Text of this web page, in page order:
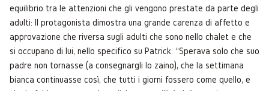
equilibrio tra le attenzioni che gli vengono prestate da parte degli
adulti: Il protagonista dimostra una grande carenza di affetto e
approvazione che riversa sugli adulti che sono nello chalet e che
si occupano di lui, nello specifico su Patrick. “Sperava solo che suo
padre non tornasse (a consegnargli lo zaino), che la settimana
bianca continuasse così, che tutti i giorni fossero come quello, e